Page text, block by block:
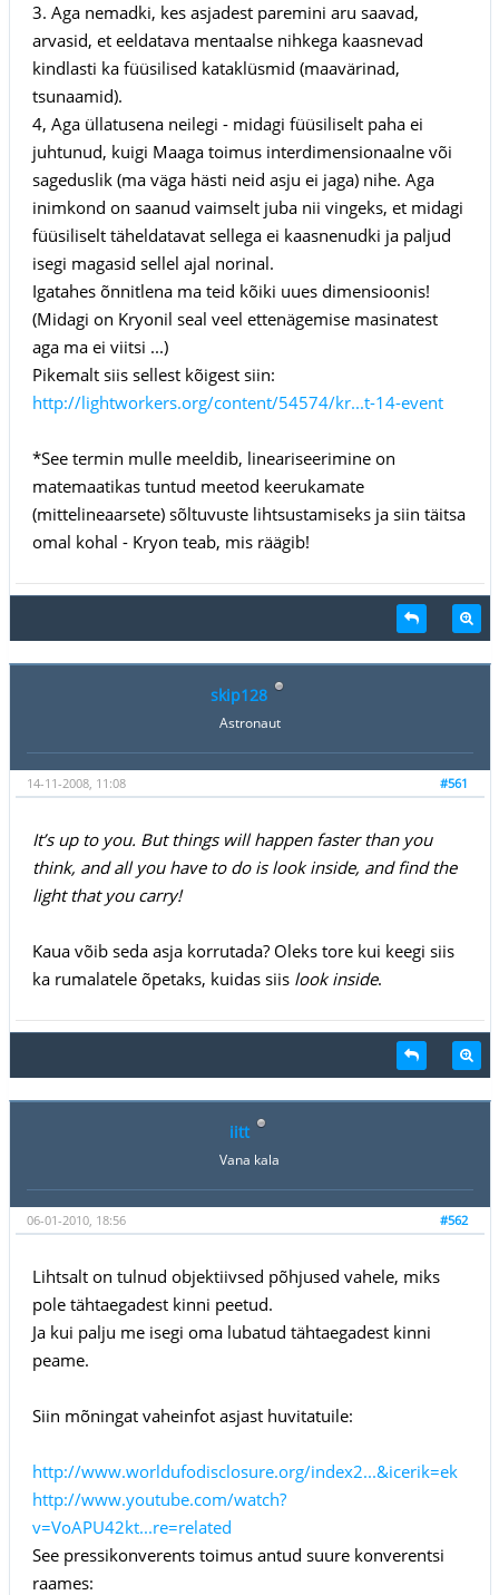
3. Aga nemadki, kes asjadest paremini aru saavad,
arvasid, et eeldatava mentaalse nihkega kaasnevad
kindlasti ka füüsilised kataklüsmid (maavärinad,
tsunaamid).
4, Aga üllatusena neilegi - midagi füüsiliselt paha ei
juhtunud, kuigi Maaga toimus interdimensionaalne või
sageduslik (ma väga hästi neid asju ei jaga) nihe. Aga
inimkond on saanud vaimselt juba nii vingeks, et midagi
füüsiliselt täheldatavat sellega ei kaasnenudki ja paljud
isegi magasid sellel ajal norinal.
Igatahes õnnitlena ma teid kõiki uues dimensioonis!
(Midagi on Kryonil seal veel ettenägemise masinatest
aga ma ei viitsi ...)
Pikemalt siis sellest kõigest siin:
http://lightworkers.org/content/54574/kr...t-14-event
*See termin mulle meeldib, lineariseerimine on
matemaatikas tuntud meetod keerukamate
(mittelineaarsete) sõltuvuste lihtsustamiseks ja siin täitsa
omal kohal - Kryon teab, mis räägib!
skip128
Astronaut
#561
14-11-2008, 11:08
It’s up to you. But things will happen faster than you
think, and all you have to do is look inside, and find the
light that you carry!
Kaua võib seda asja korrutada? Oleks tore kui keegi siis
ka rumalatele õpetaks, kuidas siis look inside.
iitt
Vana kala
#562
06-01-2010, 18:56
Lihtsalt on tulnud objektiivsed põhjused vahele, miks
pole tähtaegadest kinni peetud.
Ja kui palju me isegi oma lubatud tähtaegadest kinni
peame.
Siin mõningat vaheinfot asjast huvitatuile:
http://www.worldufodisclosure.org/index2...&icerik=ek
http://www.youtube.com/watch?
v=VoAPU42kt...re=related
See pressikonverents toimus antud suure konverentsi
raames: